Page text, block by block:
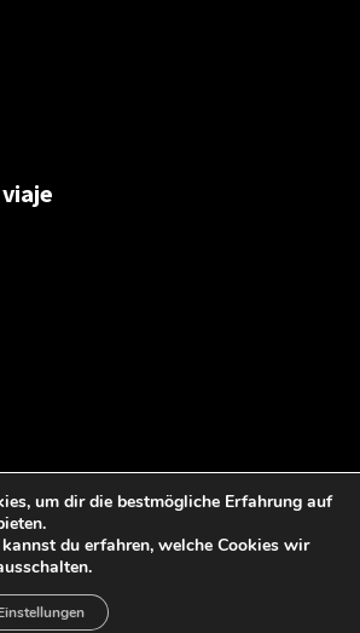
| Política de privacidad |
um dir die bestmögliche Erfahrung auf
kannst du erfahren, welche Cookies wir